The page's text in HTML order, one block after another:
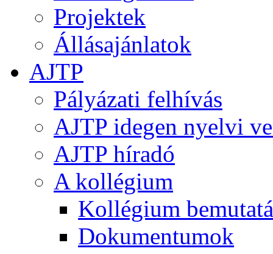
Projektek
Állásajánlatok
AJTP
Pályázati felhívás
AJTP idegen nyelvi
AJTP híradó
A kollégium
Kollégium
Dokumentumok